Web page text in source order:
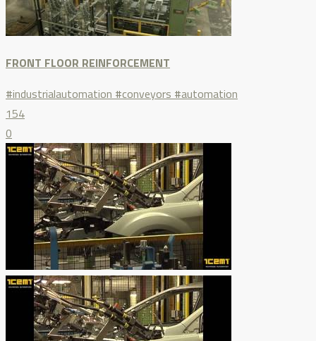
FRONT FLOOR REINFORCEMENT
#industrialautomation #conveyors #automation
154
0